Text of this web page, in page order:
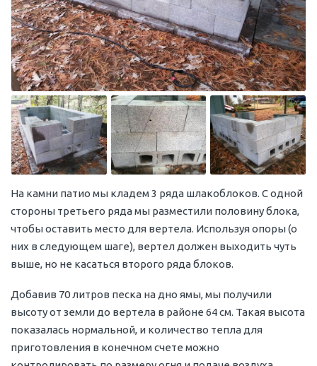
На камни патио мы кладем 3 ряда шлакоблоков. С одной
стороны третьего ряда мы разместили половину блока,
чтобы оставить место для вертела. Используя опоры (о
них в следующем шаге), вертел должен выходить чуть
выше, но не касаться второго ряда блоков.
Добавив 70 литров песка на дно ямы, мы получили
высоту от земли до вертела в районе 64 см. Такая высота
показалась нормальной, и количество тепла для
приготовления в конечном счете можно